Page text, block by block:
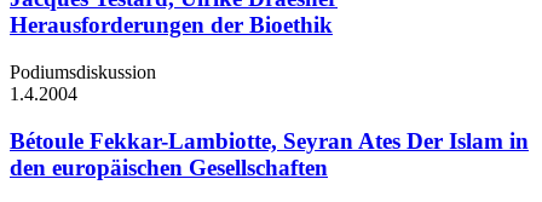
Herausforderungen der Bioethik
Podiumsdiskussion
1.4.2004
Bétoule Fekkar-Lambiotte, Seyran Ates Der Islam in
den europäischen Gesellschaften